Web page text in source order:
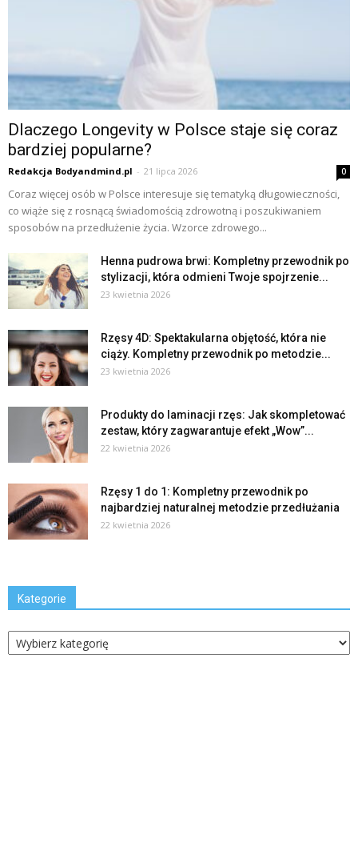
Dlaczego Longevity w Polsce staje się coraz
bardziej popularne?
Redakcja Bodyandmind.pl - 21 lipca 2026 0
Coraz więcej osób w Polsce interesuje się tematyką długowieczności,
co wiąże się z rosnącą świadomością zdrowotną i poszukiwaniem
sposobów na przedłużenie życia. Wzorce zdrowego...
Henna pudrowa brwi: Kompletny przewodnik po
stylizacji, która odmieni Twoje spojrzenie...
23 kwietnia 2026
Rzęsy 4D: Spektakularna objętość, która nie
ciąży. Kompletny przewodnik po metodzie...
23 kwietnia 2026
Produkty do laminacji rzęs: Jak skompletować
zestaw, który zagwarantuje efekt „Wow”...
22 kwietnia 2026
Rzęsy 1 do 1: Kompletny przewodnik po
najbardziej naturalnej metodzie przedłużania
22 kwietnia 2026
Kategorie
Kategorie